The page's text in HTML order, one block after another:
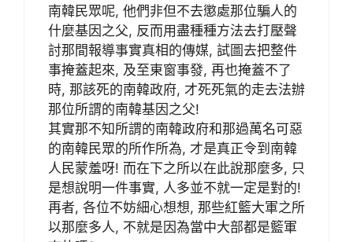
南韓民眾呢, 他們非但不去懲處那位騙人的
什麼基因之父, 反而用盡種種方法去打壓聲
討那間報導事實真相的傳媒, 試圖去把整件
事掩蓋起來, 及至東窗事發, 再也掩蓋不了
時, 那該死的南韓政府, 才死死氣的走去法辦
那位所謂的南韓基因之父!
其實那不知所謂的南韓政府和那過萬名可惡
的南韓民眾的所作所為, 才是真正令到南韓
人民蒙羞呀! 而在下之所以在此說那麼多, 只
是想說明一件事實, 人多並不就一定是對的!
再者, 各位不妨細心想想, 那些紅籃大軍之所
以那麼多人, 不就是因為當中大部都是籃軍